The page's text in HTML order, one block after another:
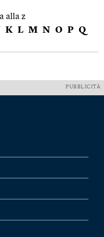
alla z
K L M N O P Q
PUBBLICITÀ